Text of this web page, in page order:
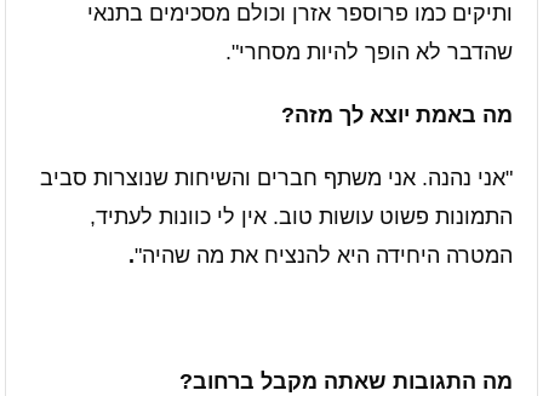
ותיקים כמו פרוספר אזרן וכולם מסכימים בתנאי
שהדבר לא הופך להיות מסחרי".
מה באמת יוצא לך מזה?
"אני נהנה. אני משתף חברים והשיחות שנוצרות סביב
התמונות פשוט עושות טוב. אין לי כוונות לעתיד,
המטרה היחידה היא להנציח את מה שהיה".
מה התגובות שאתה מקבל ברחוב?